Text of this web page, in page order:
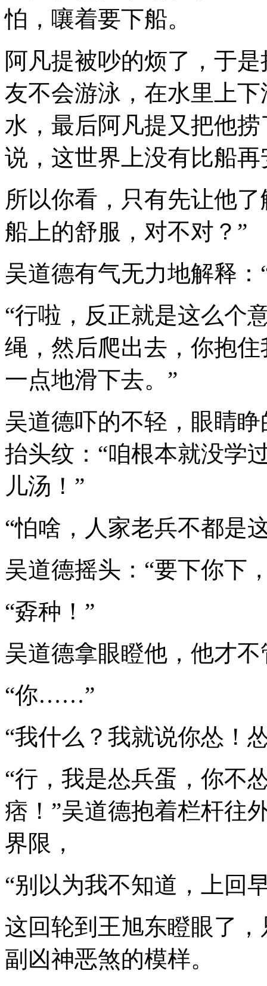
怕，嚷着要下船。
阿凡提被吵的烦了，于
友不会游泳，在水里上
水，最后阿凡提又把他
说，这世界上没有比船
所以你看，只有先让他
船上的舒服，对不对？”
吴道德有气无力地解释
“行啦，反正就是这么个
绳，然后爬出去，你抱
一点地滑下去。”
吴道德吓的不轻，眼睛
抬头纹：“咱根本就没学
儿汤！”
“怕啥，人家老兵不都是
吴道德摇头：“要下你下
“孬种！”
吴道德拿眼瞪他，他才
“你……”
“我什么？我就说你怂！
“行，我是怂兵蛋，你不
痞！”吴道德抱着栏杆往
界限，
“别以为我不知道，上回
这回轮到王旭东瞪眼了
副凶神恶煞的模样。